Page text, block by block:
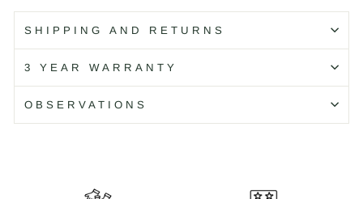
Código: WN235X
SHIPPING AND RETURNS
3 YEAR WARRANTY
OBSERVATIONS